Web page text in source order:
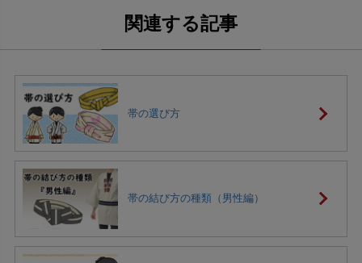
帯の選び方
帯の結び方の種類（男性編）